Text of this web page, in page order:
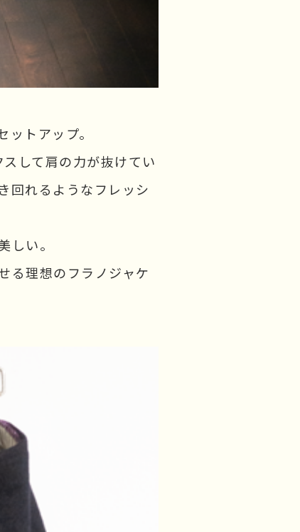
トアップ。
して肩の力が抜けてい
回れるようなフレッシ
しい。
る理想のフラノジャケ